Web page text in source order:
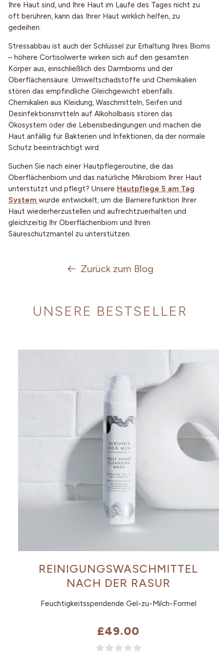
Ihre Haut sind, und Ihre Haut im Laufe des Tages nicht zu
oft berühren, kann das Ihrer Haut wirklich helfen, zu
gedeihen.
Stressabbau ist auch der Schlüssel zur Erhaltung Ihres Bioms
– höhere Cortisolwerte wirken sich auf den gesamten
Körper aus, einschließlich des Darmbioms und der
Oberflächensäure. Umweltschadstoffe und Chemikalien
stören das empfindliche Gleichgewicht ebenfalls.
Chemikalien aus Kleidung, Waschmitteln, Seifen und
Desinfektionsmitteln auf Alkoholbasis stören das
Ökosystem oder die Lebensbedingungen und machen die
Haut anfällig für Bakterien und Infektionen, da der normale
Schutz beeinträchtigt wird.
Suchen Sie nach einer Hautpflegeroutine, die das
Oberflächenbiom und das natürliche Mikrobiom Ihrer Haut
unterstützt und pflegt? Unsere Hautpflege 5 am Tag
System wurde entwickelt, um die Barrierefunktion Ihrer
Haut wiederherzustellen und aufrechtzuerhalten und
gleichzeitig Ihr Oberflächenbiom und Ihren
Säureschutzmantel zu unterstützen.
Zurück zum Blog
UNSERE BESTSELLER
REINIGUNGSWASCHMITTEL
NACH DER RASUR
Feuchtigkeitsspendende Gel-zu-Milch-Formel
£49.00